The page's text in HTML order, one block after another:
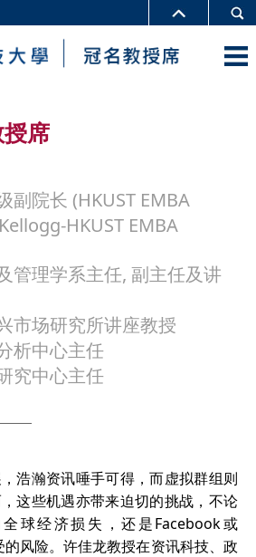
席
副院长 (HKUST EMBA
HKUST EMBA
管理学系主任, 副主任及讲
市场研究所讲座教授
析中心主任
究中心主任
浩瀚资讯唾手可得，而虚拟群组则
这些机遇亦带来迫切的挑战，不论
球经济损失，还是Facebook或
风险。许佳龙教授在资讯科技、政